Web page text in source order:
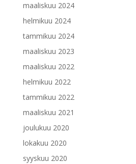
maaliskuu 2024
helmikuu 2024
tammikuu 2024
maaliskuu 2023
maaliskuu 2022
helmikuu 2022
tammikuu 2022
maaliskuu 2021
joulukuu 2020
lokakuu 2020
syyskuu 2020